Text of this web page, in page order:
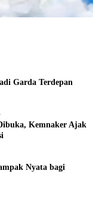
Garda Terdepan
Kemnaker Ajak
Nyata bagi